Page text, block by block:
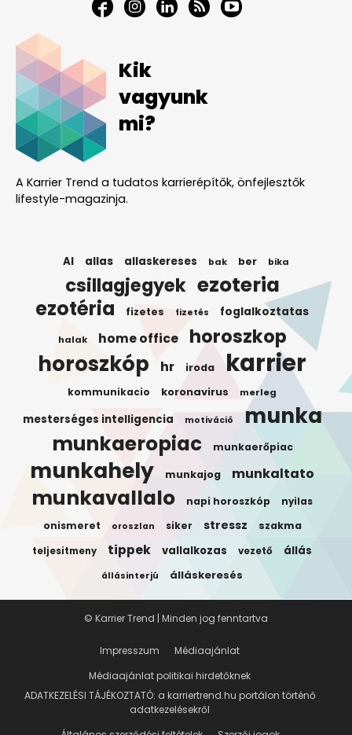
Kik
vagyunk
mi?
A Karrier Trend a tudatos karrierépítők, önfejlesztők
lifestyle-magazinja.
AI allas allaskereses bak ber bika
csillagjegyek ezoteria
ezotéria fizetes fizetés foglalkoztatas
halak home office horoszkop
horoszkóp hr iroda karrier
kommunikacio koronavirus merleg
mesterséges intelligencia motiváció munka
munkaeropiac munkaerőpiac
munkahely munkajog munkaltato
munkavallalo napi horoszkóp nyilas
onismeret oroszlan siker stressz szakma
teljesitmeny tippek vallalkozas vezető állás
állásinterjú álláskeresés
Impresszum
Médiaajánlat
Médiaajánlat politikai hirdetőknek
ADATKEZELÉSI TÁJÉKOZTATÓ: a karriertrend.hu portálon történő
adatkezelésekről
© Karrier Trend | Minden jog fenntartva